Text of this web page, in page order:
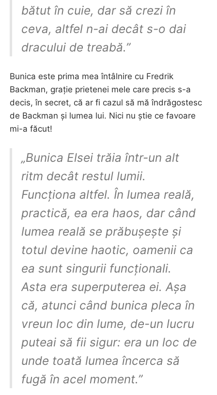
bătut în cuie, dar să crezi în
ceva, altfel n-ai decât s-o dai
dracului de treabă.”
Bunica este prima mea întâlnire cu Fredrik
Backman, grație prietenei mele care precis s-a
decis, în secret, că ar fi cazul să mă îndrăgostesc
de Backman și lumea lui. Nici nu știe ce favoare
mi-a făcut!
„Bunica Elsei trăia într-un alt
ritm decât restul lumii.
Funcționa altfel. În lumea reală,
practică, ea era haos, dar când
lumea reală se prăbușește și
totul devine haotic, oamenii ca
ea sunt singurii funcționali.
Asta era superputerea ei. Așa
că, atunci când bunica pleca în
vreun loc din lume, de-un lucru
puteai să fii sigur: era un loc de
unde toată lumea încerca să
fugă în acel moment.”